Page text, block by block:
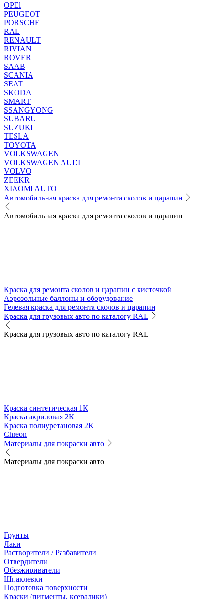
OPEl
PEUGEOT
PORSCHE
RAL
RENAULT
RIVIAN
ROVER
SAAB
SCANIA
SEAT
SKODA
SMART
SSANGYONG
SUBARU
SUZUKI
TESLA
TOYOTA
VOLKSWAGEN
VOLKSWAGEN AUDI
VOLVO
ZEEKR
XIAOMI AUTO
Автомобильная краска для ремонта сколов и царапин
Автомобильная краска для ремонта сколов и царапин
Краска для ремонта сколов и царапин с кисточкой
Аэрозольные баллоны и оборудование
Гелевая краска для ремонта сколов и царапин
Краска для грузовых авто по каталогу RAL
Краска для грузовых авто по каталогу RAL
Краска синтетическая 1К
Краска акриловая 2К
Краска полиуретановая 2К
Chreon
Материалы для покраски авто
Материалы для покраски авто
Грунты
Лаки
Растворители / Разбавители
Отвердители
Обезжириватели
Шпаклевки
Подготовка поверхности
Краски (пигменты, ксералики)